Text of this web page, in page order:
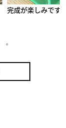
とても良い
10